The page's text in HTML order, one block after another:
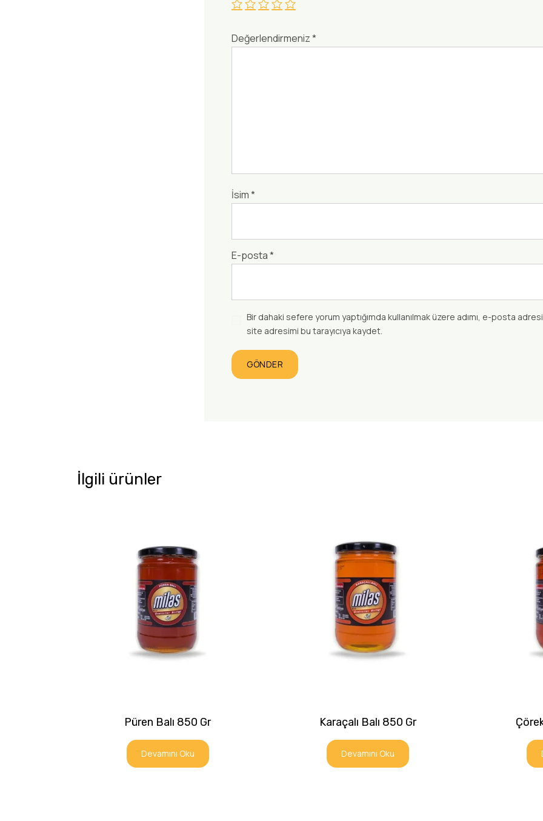
Değerlendirmeniz*
İsim*
E-posta*
Bir dahaki sefere yorum yaptığımda kullanılmak üzere adımı, e-posta
site adresimi bu tarayıcıya kaydet.
İlgili ürünler
Püren Balı 850 Gr
Devamını Oku
Karaçalı Balı 850 Gr
Devamını Oku